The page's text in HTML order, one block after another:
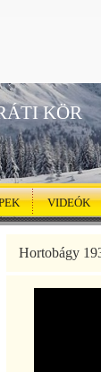
KÖR
VIDEÓK
Hortobágy